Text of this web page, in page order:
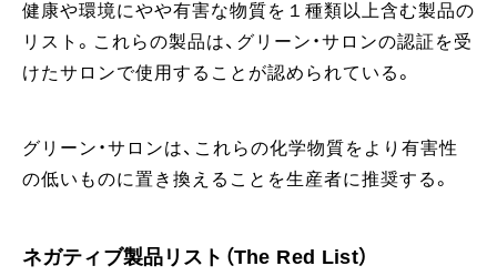
健康や環境にやや有害な物質を１種類以上含む製品の
リスト。これらの製品は、グリーン・サロンの認証を受
けたサロンで使用することが認められている。
グリーン・サロンは、これらの化学物質をより有害性
の低いものに置き換えることを生産者に推奨する。
ネガティブ製品リスト（The Red List）